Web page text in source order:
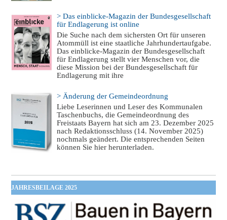
> Das einblicke-Magazin der Bundesgesellschaft
für Endlagerung ist online
Die Suche nach dem sichersten Ort für unseren
Atommüll ist eine staatliche Jahrhundertaufgabe.
Das einblicke-Magazin der Bundesgesellschaft
für Endlagerung stellt vier Menschen vor, die
diese Mission bei der Bundesgesellschaft für
Endlagerung mit ihre
> Änderung der Gemeindeordnung
Liebe Leserinnen und Leser des Kommunalen
Taschenbuchs, die Gemeindeordnung des
Freistaats Bayern hat sich am 23. Dezember 2025
nach Redaktionsschluss (14. November 2025)
nochmals geändert. Die entsprechenden Seiten
können Sie hier herunterladen.
JAHRESBEILAGE 2025